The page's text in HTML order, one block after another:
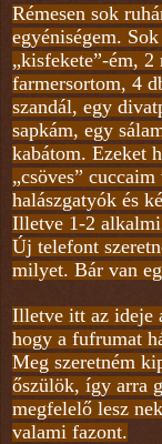
Rémesen sok
egyéniségem.
„kisfekete”-ém,
farmersortom, 4
szandál, egy
sapkám, egy
kabátom. Ezeket
„csöves”
halászgatyók és
Illetve 1-2
Új telefont
milyet. Bár van
Illetve itt az ideje
hogy a fufrumat
Meg szeretném
őszülök, így arra
megfelelő lesz
valami fazont.